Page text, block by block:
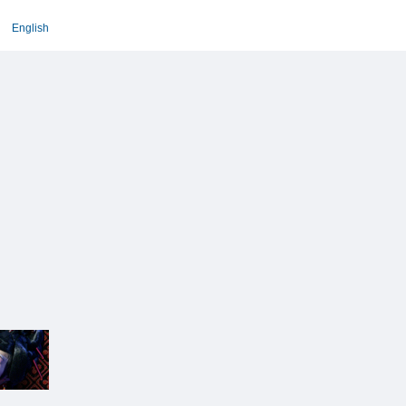
English